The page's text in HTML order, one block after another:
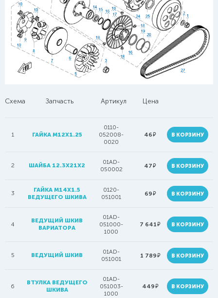
Схема Запчасть Артикул Цена
1 ГАЙКА M12X1.25
0110-
052008-
0020
46руб. В КОРЗИНУ
2 ШАЙБА 12.3X21X2
01AD-
050002
47руб. В КОРЗИНУ
3
ГАЙКА M14X1.5
ВЕДУЩЕГО ШКИВА
0120-
051001
69руб. В КОРЗИНУ
4
ВЕДУЩИЙ ШКИВ
ВАРИАТОРА
01AD-
051000-
1000
7 641руб. В КОРЗИНУ
5 ВЕДУЩИЙ ШКИВ
01AD-
051001
1 789руб. В КОРЗИНУ
6
ВТУЛКА ВЕДУЩЕГО
ШКИВА
01AD-
051003-
1000
449руб. В КОРЗИНУ